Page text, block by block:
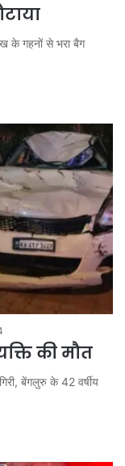
के गहनों से भरा बैग
की मौत
बेंगलुरु के 42 वर्षीय